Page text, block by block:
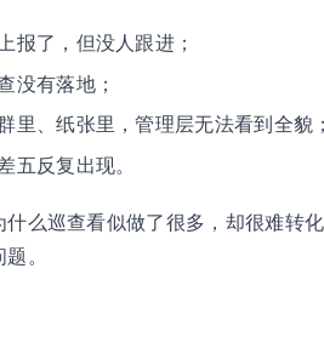
报了，但没人跟进；
没有落地；
里、纸张里，管理层无法看到全貌
五反复出现。
什么巡查看似做了很多，却很难转
。